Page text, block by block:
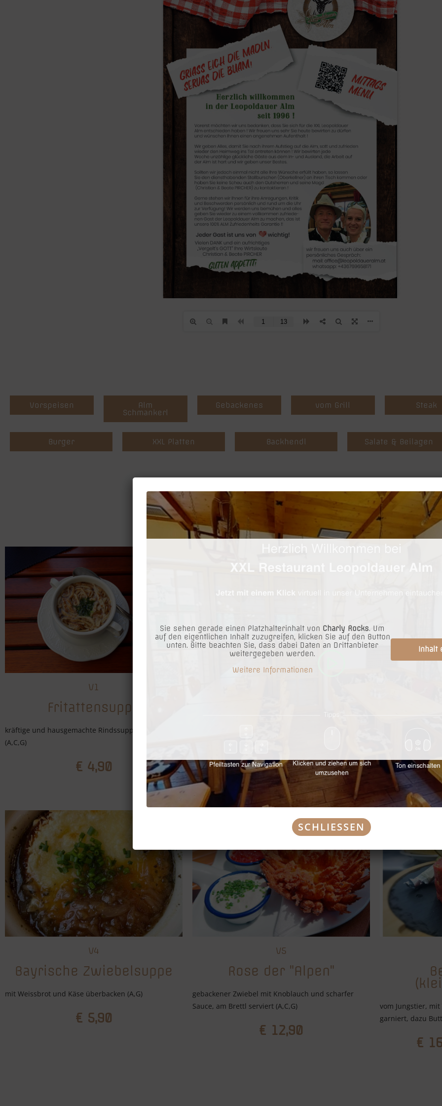
Vorspeisen Alm
Schmankerl
Gebackenes vom Grill Steak
Burger XXL Platten Backhendl Salate & Beilagen
Unsere Vorspeisen
V1
Fritattensuppe
kräftige und hausgemachte Rindssuppe mit Fritatten
(A,C,G)
€ 4,90
Leberknödel (A,C,G)
€ 5,20
V4
Bayrische Zwiebelsuppe
mit Weissbrot und Käse überbacken (A,G)
€ 5,90
V5
Rose der "Alpen"
gebackener Zwiebel mit Knoblauch und scharfer
Sauce, am Brettl serviert (A,C,G)
€ 12,90
vom Jungstier,
garniert, dazu
€
Sie sehen gerade einen Platzhalterinhalt von Charly Rocks. Um
auf den eigentlichen Inhalt zuzugreifen, klicken Sie auf den Button
unten. Bitte beachten Sie, dass dabei Daten an Drittanbieter
weitergegeben werden.
Weitere Informationen
Inhalt
SCHLIESSEN